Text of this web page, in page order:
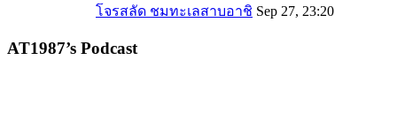
โจรสลัด ชมทะเลสาบอาชิ Sep 27, 23:20
AT1987’s Podcast